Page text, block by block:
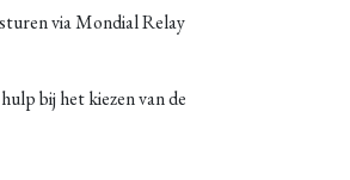
via Mondial Relay
bij het kiezen van de